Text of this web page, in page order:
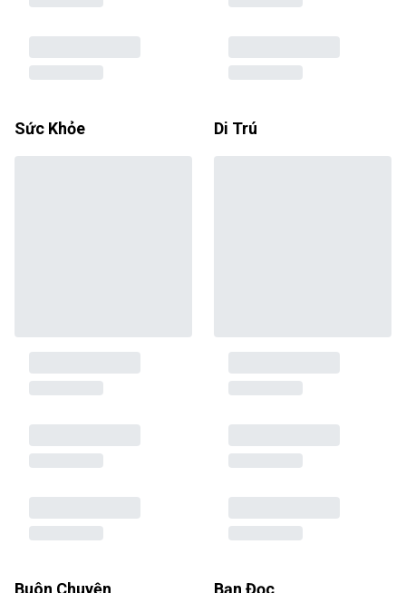
Sức Khỏe Di Trú
Buôn Chuyện Bạn Đọc